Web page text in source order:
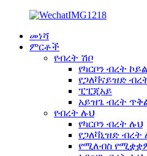
መነሻ
ምርቶች
የብረት ሽቦ
የካርቦን ብረት ኮይል
የጋለቫናይዝድ
ፒፒጂአይ
አይዝጌ ብረት
የብረት ሉህ
የካርቦን ብረት ሉህ
የጋለቫኒዝድ ብረት
የሚለብስ